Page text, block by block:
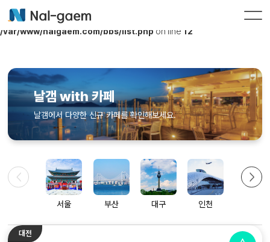
Warning: Undefined variable $ca_name in
/var/www/nalgaem.com/bbs/list.php on line 12
날갬 with 카페
날갬에서 다양한 신규 카페를 확인해보세요.
서울 부산 대구 인천
대전